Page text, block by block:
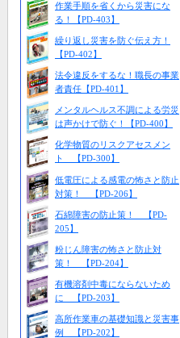
作業手順を省くから災害にな
る！【PD-403】
繰り返し災害を防ぐ伝え方！
【PD-402】
法令違反をするな！職長の事業
者責任【PD-401】
メンタルヘルス不調による労災
は声かけで防ぐ！【PD-400】
化学物質のリスクアセスメン
ト 【PD-300】
低電圧による感電の怖さと防止
対策！ 【PD-206】
石綿障害の防止策！ 【PD-
205】
粉じん障害の怖さと防止対
策！ 【PD-204】
有機溶剤中毒にならないため
に 【PD-203】
高所作業車の基礎知識と災害事
例 【PD-202】